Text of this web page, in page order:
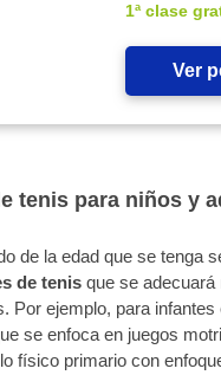
1ª clase
Ver
tenis para niños y
de la edad que se tenga
de tenis que se adecuará
Por ejemplo, para
se enfoca en juegos
físico primario con